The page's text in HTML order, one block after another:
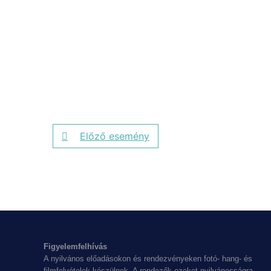
Előző esemény
Figyelemfelhívás
A nyilvános előadásokon és rendezvényeken fotó- hang- és